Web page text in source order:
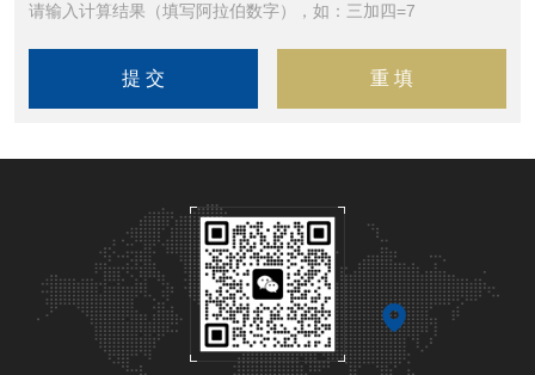
请输入计算结果（填写阿拉伯数字），如：三加四=7